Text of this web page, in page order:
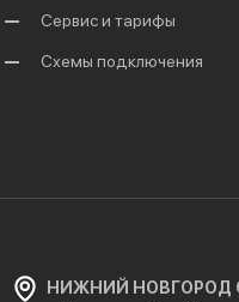
Сервис и тарифы
Схемы подключения
НИЖНИЙ НОВГОРОД